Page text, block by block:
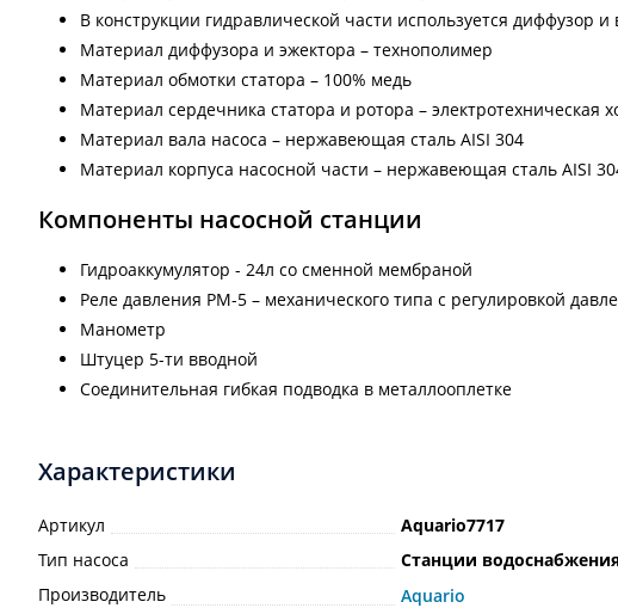
В конструкции гидравлической части используется диффузор
Материал диффузора и эжектора – технополимер
Материал обмотки статора – 100% медь
Материал сердечника статора и ротора – электротехническая
Материал вала насоса – нержавеющая сталь AISI 304
Материал корпуса насосной части – нержавеющая сталь AISI
Компоненты насосной станции
Гидроаккумулятор - 24л со сменной мембраной
Реле давления РМ-5 – механического типа с регулировкой
Манометр
Штуцер 5-ти вводной
Соединительная гибкая подводка в металлооплетке
Характеристики
Артикул
Aquario7717
Тип насоса
Станции
Производитель
Aquario